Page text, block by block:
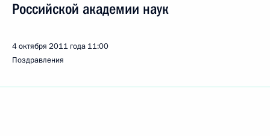
Российской академии наук
4 октября 2011 года 11:00
Поздравления